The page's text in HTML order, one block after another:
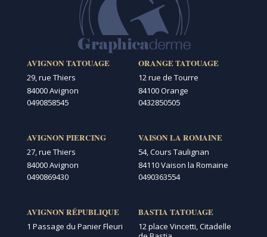
AVIGNON TATOUAGE
29, rue Thiers
84000 Avignon
0490858545
AVIGNON PIERCING
27, rue Thiers
84000 Avignon
0490869430
AVIGNON RÉPUBLIQUE
1 Passage du Panier Fleuri
ORANGE TATOUAGE
12 rue de Tourre
84100 Orange
0432850505
VAISON LA ROMAINE
54, Cours Taulignan
84110 Vaison la Romaine
0490363554
BASTIA TATOUAGE
12 place Vincetti, Citadelle